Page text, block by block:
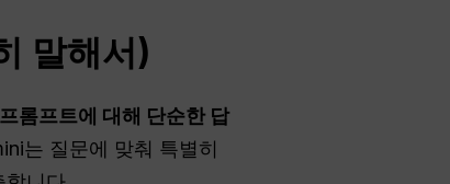
말해서)
롬프트에 대해 단순한 답
는 질문에 맞춰 특별히